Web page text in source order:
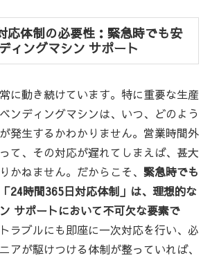
応体制の必要性：緊急時でも安
ィングマシン サポート
に動き続けています。特に重要な生産
ンディングマシンは、いつ、どのよう
発生するかわかりません。営業時間外
て、その対応が遅れてしまえば、甚大
かねません。だからこそ、 緊急時でも
24時間365日対応体制」は、理想的な
サポートにおいて不可欠な要素で
ラブルにも即座に一次対応を行い、必
アが駆けつける体制が整っていれば、